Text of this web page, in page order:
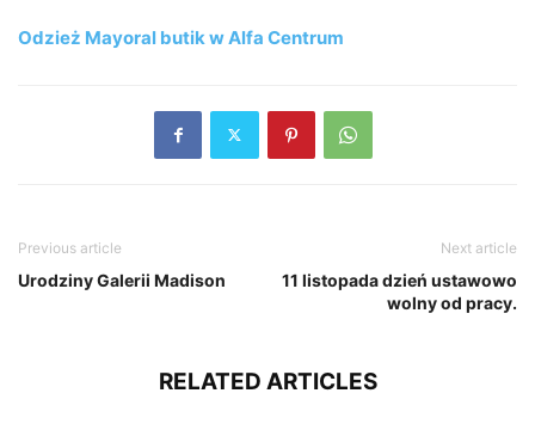
Odzież Mayoral butik w Alfa Centrum
Previous article
Urodziny Galerii Madison
Next article
11 listopada dzień ustawowo
wolny od pracy.
RELATED ARTICLES